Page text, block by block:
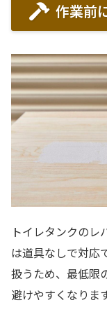
作業前
トイレタンクのレ
は道具なしで対応
扱うため、最低限
避けやすくなります